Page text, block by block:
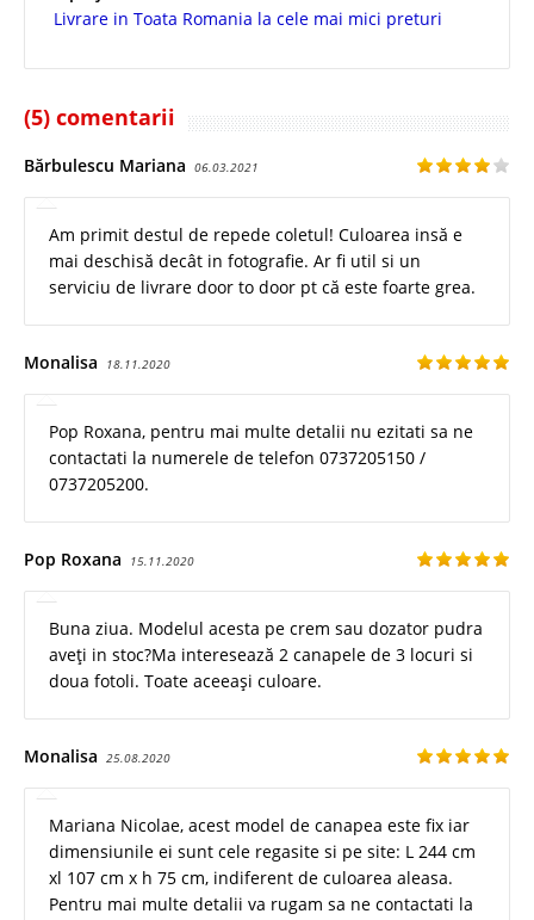
Livrare in Toata Romania la cele mai mici preturi
(5) comentarii
Bărbulescu Mariana 06.03.2021
Am primit destul de repede coletul! Culoarea insă e
mai deschisă decât in fotografie. Ar fi util si un
serviciu de livrare door to door pt că este foarte grea.
Monalisa 18.11.2020
Pop Roxana, pentru mai multe detalii nu ezitati sa ne
contactati la numerele de telefon 0737205150 /
0737205200.
Pop Roxana 15.11.2020
Buna ziua. Modelul acesta pe crem sau dozator pudra
aveți in stoc?Ma interesează 2 canapele de 3 locuri si
doua fotoli. Toate aceeași culoare.
Monalisa 25.08.2020
Mariana Nicolae, acest model de canapea este fix iar
dimensiunile ei sunt cele regasite si pe site: L 244 cm
xl 107 cm x h 75 cm, indiferent de culoarea aleasa.
Pentru mai multe detalii va rugam sa ne contactati la